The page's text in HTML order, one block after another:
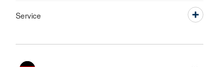
Service
Sprache wechseln zu